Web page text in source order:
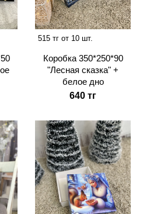
515 тг от 10 шт.
Коробка 350*250*90
"Лесная сказка" +
белое дно
640 тг